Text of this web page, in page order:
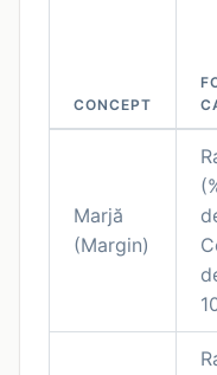
CONCEPT
Marjă
(Margin)